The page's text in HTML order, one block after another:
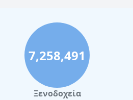
7,258,491
Ξενοδοχεία